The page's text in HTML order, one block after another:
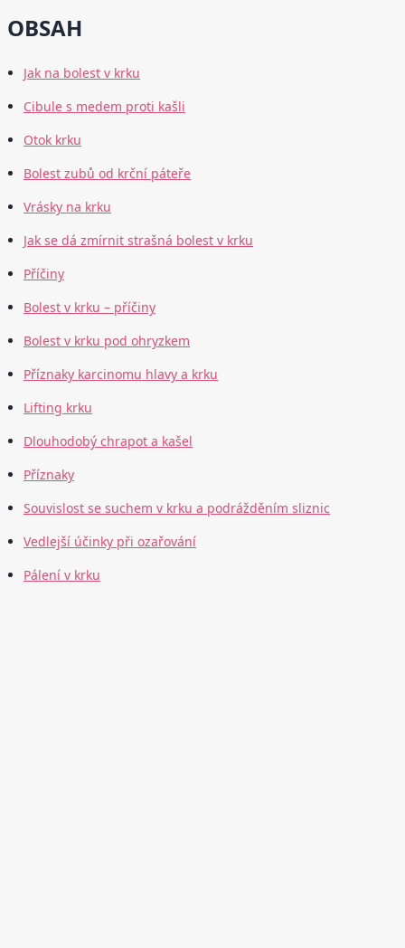
OBSAH
Jak na bolest v krku
Cibule s medem proti kašli
Otok krku
Bolest zubů od krční páteře
Vrásky na krku
Jak se dá zmírnit strašná bolest v krku
Příčiny
Bolest v krku – příčiny
Bolest v krku pod ohryzkem
Příznaky karcinomu hlavy a krku
Lifting krku
Dlouhodobý chrapot a kašel
Příznaky
Souvislost se suchem v krku a podrážděním sliznic
Vedlejší účinky při ozařování
Pálení v krku